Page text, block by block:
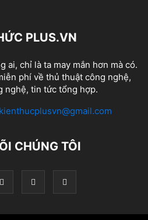
PLUS.VN
ai, chỉ là ta may mắn hơn mà có.
phí về thủ thuật công nghệ,
nghệ, tin tức tổng hợp.
kienthucplusvn@gmail.com
CHÚNG TÔI